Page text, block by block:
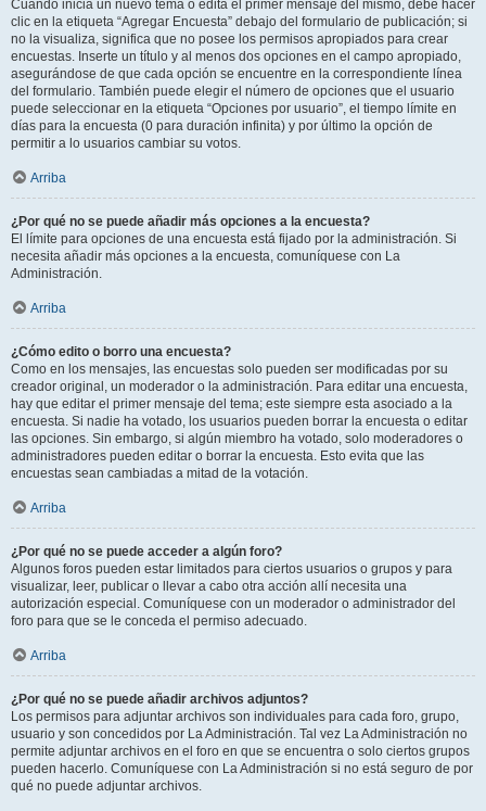
Cuando inicia un nuevo tema o edita el primer mensaje del mismo, debe hacer
clic en la etiqueta “Agregar Encuesta” debajo del formulario de publicación; si
no la visualiza, significa que no posee los permisos apropiados para crear
encuestas. Inserte un título y al menos dos opciones en el campo apropiado,
asegurándose de que cada opción se encuentre en la correspondiente línea
del formulario. También puede elegir el número de opciones que el usuario
puede seleccionar en la etiqueta “Opciones por usuario”, el tiempo límite en
días para la encuesta (0 para duración infinita) y por último la opción de
permitir a lo usuarios cambiar su votos.
Arriba
¿Por qué no se puede añadir más opciones a la encuesta?
El límite para opciones de una encuesta está fijado por la administración. Si
necesita añadir más opciones a la encuesta, comuníquese con La
Administración.
Arriba
¿Cómo edito o borro una encuesta?
Como en los mensajes, las encuestas solo pueden ser modificadas por su
creador original, un moderador o la administración. Para editar una encuesta,
hay que editar el primer mensaje del tema; este siempre esta asociado a la
encuesta. Si nadie ha votado, los usuarios pueden borrar la encuesta o editar
las opciones. Sin embargo, si algún miembro ha votado, solo moderadores o
administradores pueden editar o borrar la encuesta. Esto evita que las
encuestas sean cambiadas a mitad de la votación.
Arriba
¿Por qué no se puede acceder a algún foro?
Algunos foros pueden estar limitados para ciertos usuarios o grupos y para
visualizar, leer, publicar o llevar a cabo otra acción allí necesita una
autorización especial. Comuníquese con un moderador o administrador del
foro para que se le conceda el permiso adecuado.
Arriba
¿Por qué no se puede añadir archivos adjuntos?
Los permisos para adjuntar archivos son individuales para cada foro, grupo,
usuario y son concedidos por La Administración. Tal vez La Administración no
permite adjuntar archivos en el foro en que se encuentra o solo ciertos grupos
pueden hacerlo. Comuníquese con La Administración si no está seguro de por
qué no puede adjuntar archivos.